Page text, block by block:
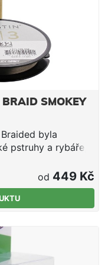
SMOKEY
byla
pstruhy a rybáře,
řadu, která
proti oděru
z
(UHMPE) s
W3 Smokey
omoty na palec
od 449 Kč